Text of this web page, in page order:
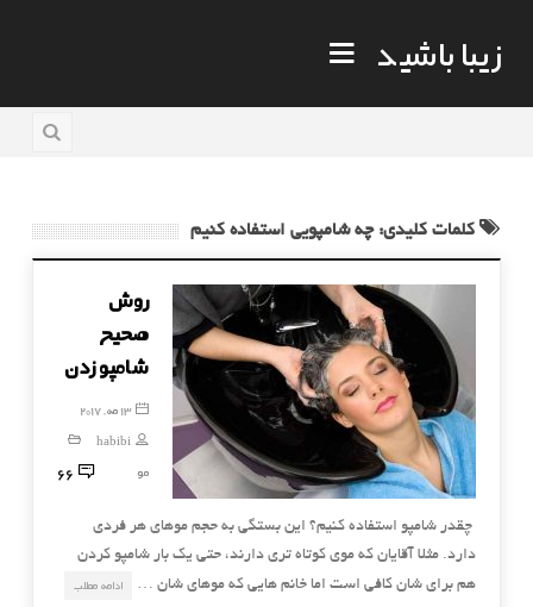
زیبا باشید
کلمات کلیدی: چه شامپویی استفاده کنیم
روش
صحیح
شامپو زدن
13 مه, 2017
habibi
مو
66
چقدر شامپو استفاده کنیم؟ این بستگی به حجم موهای هر فردی
دارد. مثلا آقایان که موی کوتاه تری دارند، حتی یک بار شامپو کردن
هم برای شان کافی است اما خانم هایی که موهای شان …
ادامه مطلب